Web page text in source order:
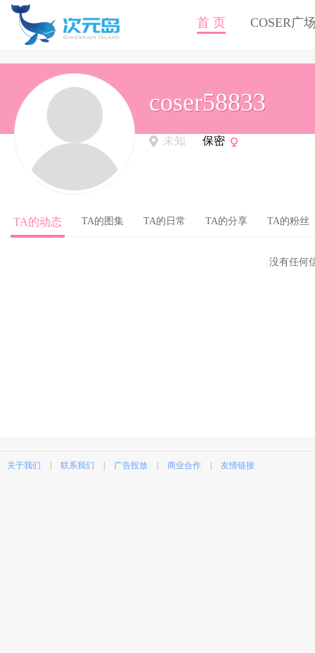
首 页 COSER广
coser58833
未知 保密
TA的动态 TA的图集 TA的日常 TA的分享 TA的粉丝
没有任何
关于我们 联系我们 广告投放 商业合作 友情链接